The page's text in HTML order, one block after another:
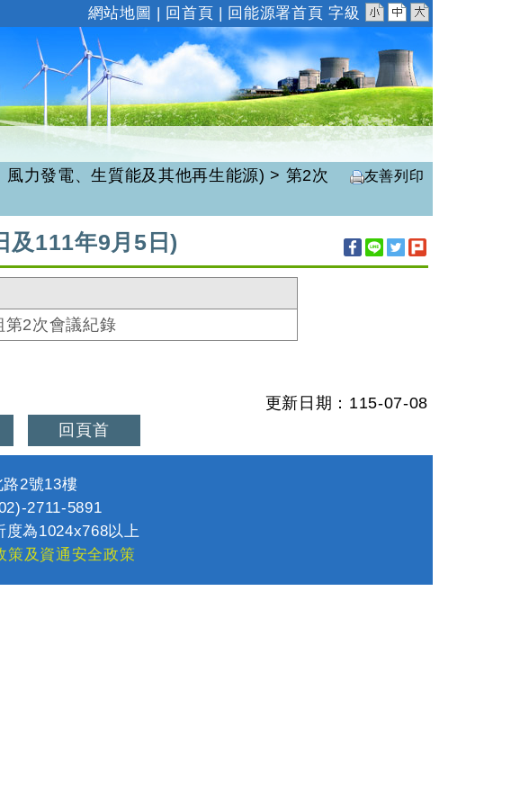
:::
網站地圖 | 回首頁 | 回能源署首頁 字級
力發電、生質能及其他再生能源) > 第2次
友善列印
及111年9月5日)
第2次會議紀錄
更新日期：115-07-08
回頁首
2號13樓
2711-5891
為1024x768以上
策及資通安全政策